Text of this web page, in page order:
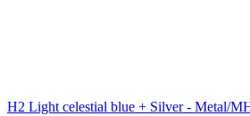
H2 Light celestial blue + Silver - Metal/